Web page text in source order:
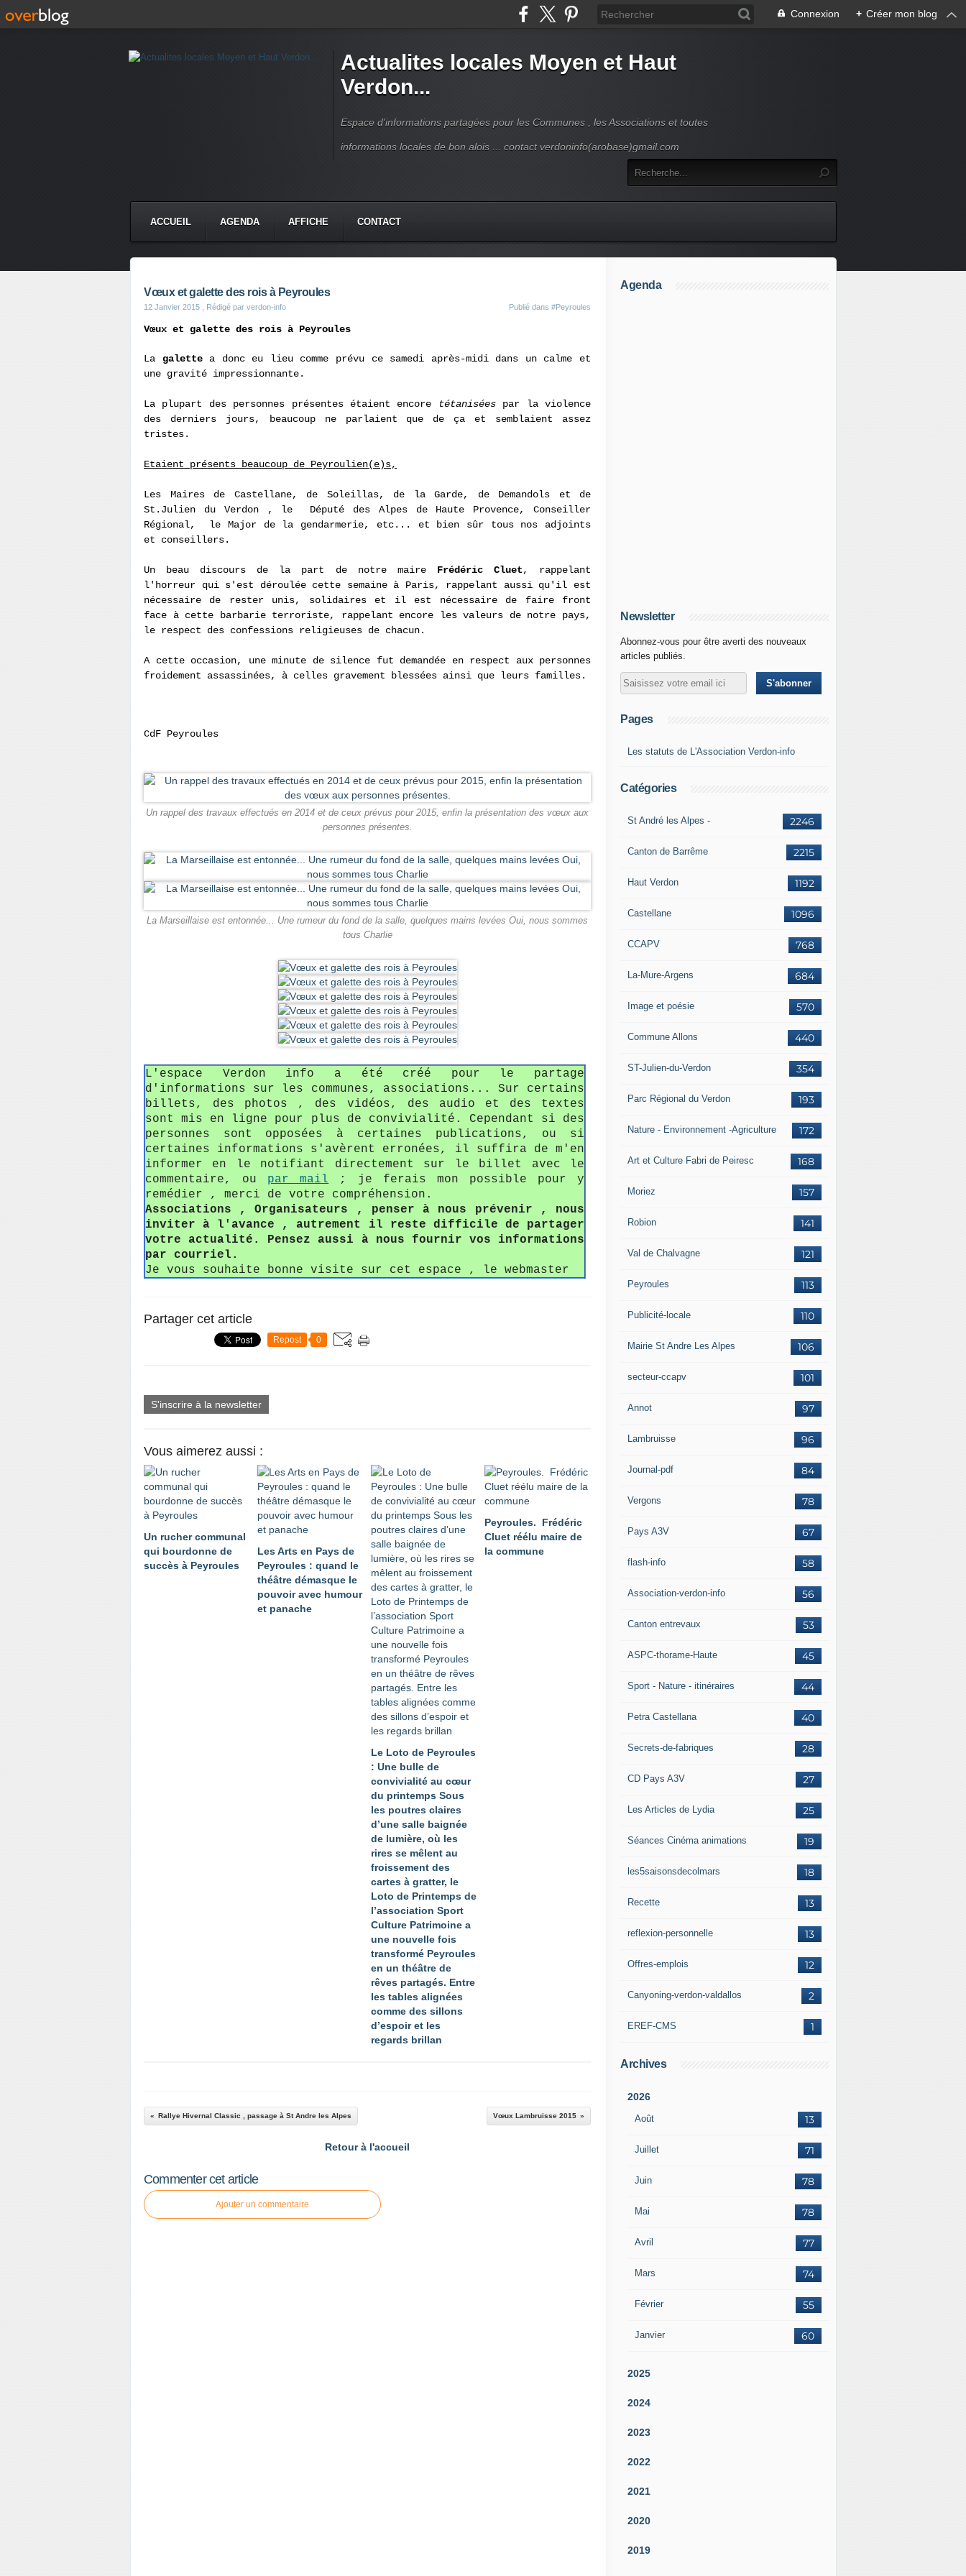
Connexion + Créer mon blog
Actualites locales Moyen et Haut
Verdon...
Espace d'informations partagées pour les Communes , les Associations et toutes
informations locales de bon alois ... contact verdoninfo(arobase)gmail.com
ACCUEIL AGENDA AFFICHE CONTACT
Vœux et galette des rois à Peyroules
12 Janvier 2015 , Rédigé par verdon-info Publié dans #Peyroules
Vœux et galette des rois à Peyroules
La galettea donc eu lieu comme prévu ce samedi après-midi dans un calme et
une gravité impressionnante.
La plupart des personnes présentes étaient encore tétanisées par la violence
des derniers jours, beaucoup ne parlaient que de ça et semblaient assez
tristes.
Etaient présents beaucoup de Peyroulien(e)s,
Les Maires de Castellane, de Soleillas, de la Garde, de Demandols et de
St.Julien du Verdon , le Député des Alpes de Haute Provence, Conseiller
Régional, le Major de la gendarmerie, etc... et bien sûr tous nos adjoints
et conseillers.
Un beau discours de la part de notre maire Frédéric Cluet, rappelant
l'horreur qui s'est déroulée cette semaine à Paris, rappelant aussi qu'il est
nécessaire de rester unis, solidaires et il est nécessaire de faire front
face à cette barbarie terroriste, rappelant encore les valeurs de notre pays,
le respect des confessions religieuses de chacun.
A cette occasion, une minute de silence fut demandée en respect aux personnes
froidement assassinées, à celles gravement blessées ainsi que leurs familles.
CdF Peyroules
Un rappel des travaux effectués en 2014 et de ceux prévus pour 2015, enfin la présentation des vœux aux
personnes présentes.
La Marseillaise est entonnée... Une rumeur du fond de la salle, quelques mains levées Oui, nous sommes
tous Charlie
L'espace Verdon info a été créé pour le partage
d'informations sur les communes, associations... Sur certains
billets, des photos , des vidéos, des audio et des textes
sont mis en ligne pour plus de convivialité. Cependant si des
personnes sont opposées à certaines publications, ou si
certaines informations s'avèrent erronées, il suffira de m'en
informer en le notifiant directement sur le billet avec le
commentaire, ou par mail ; je ferais mon possible pour y
remédier , merci de votre compréhension.
Associations , Organisateurs , penser à nous prévenir , nous
inviter à l'avance , autrement il reste difficile de partager
votre actualité. Pensez aussi à nous fournir vos informations
par courriel.
Je vous souhaite bonne visite sur cet espace , le webmaster
Partager cet article
Repost 0
S'inscrire à la newsletter
Vous aimerez aussi :
Un rucher communal
qui bourdonne de
succès à Peyroules
Les Arts en Pays de
Peyroules : quand le
théâtre démasque le
pouvoir avec humour
et panache
Le Loto de Peyroules
: Une bulle de
convivialité au cœur
du printemps Sous
les poutres claires
d’une salle baignée
de lumière, où les
rires se mêlent au
froissement des
cartes à gratter, le
Loto de Printemps de
l’association Sport
Culture Patrimoine a
une nouvelle fois
transformé Peyroules
en un théâtre de
rêves partagés. Entre
les tables alignées
comme des sillons
d’espoir et les
regards brillan
Peyroules. Frédéric
Cluet réélu maire de
la commune
Rallye Hivernal Classic , passage à St Andre les Alpes Vœux Lambruisse 2015
Retour à l'accueil
Commenter cet article
Ajouter un commentaire
Agenda
Newsletter
Abonnez-vous pour être averti des nouveaux
articles publiés.
Pages
Les statuts de L'Association Verdon-info
Catégories
2246
St André les Alpes -
2215
Canton de Barrême
1192
Haut Verdon
1096
Castellane
768
CCAPV
684
La-Mure-Argens
570
Image et poésie
440
Commune Allons
354
ST-Julien-du-Verdon
193
Parc Régional du Verdon
172
Nature - Environnement -Agriculture
168
Art et Culture Fabri de Peiresc
157
Moriez
141
Robion
121
Val de Chalvagne
113
Peyroules
110
Publicité-locale
106
Mairie St Andre Les Alpes
101
secteur-ccapv
97
Annot
96
Lambruisse
84
Journal-pdf
78
Vergons
67
Pays A3V
58
flash-info
56
Association-verdon-info
53
Canton entrevaux
45
ASPC-thorame-Haute
44
Sport - Nature - itinéraires
40
Petra Castellana
28
Secrets-de-fabriques
27
CD Pays A3V
25
Les Articles de Lydia
19
Séances Cinéma animations
18
les5saisonsdecolmars
13
Recette
13
reflexion-personnelle
12
Offres-emplois
2
Canyoning-verdon-valdallos
1
EREF-CMS
Archives
2026
Août 13
Juillet 71
Juin 78
Mai 78
Avril 77
Mars 74
Février 55
Janvier 60
2025
2024
2023
2022
2021
2020
2019